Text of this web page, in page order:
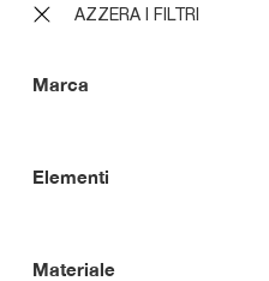
AZZERA I FILTRI
Marca
Elementi
Materiale